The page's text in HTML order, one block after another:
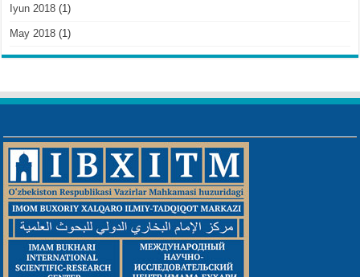
Iyun 2018 (1)
May 2018 (1)